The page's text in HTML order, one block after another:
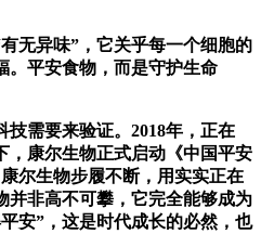
异味”，它关乎每一个细胞的
。平安食物，而是守护生命
需要来验证。2018年，正在
，康尔生物正式启动《中国平安
尔生物步履不断，用实实正在
并非高不可攀，它完全能够成为
安”，这是时代成长的必然，也